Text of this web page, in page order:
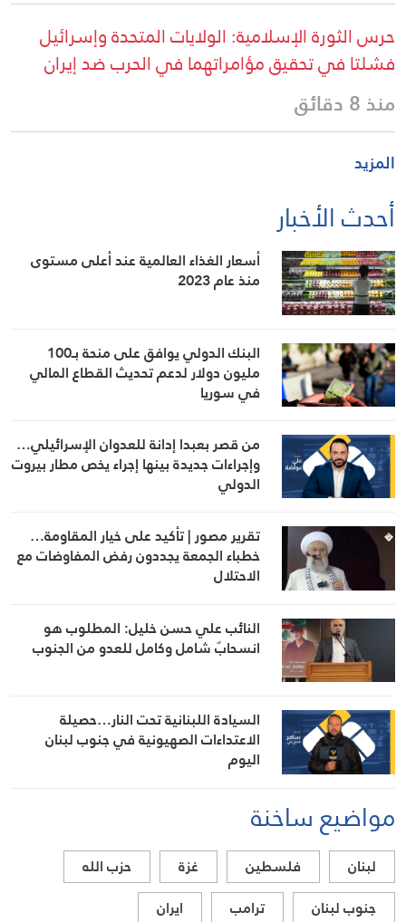
حرس الثورة الإسلامية: الولايات المتحدة وإسرائيل
فشلتا في تحقيق مؤامراتهما في الحرب ضد إيران
منذ 8 دقائق
المزيد
أحدث الأخبار
أسعار الغذاء العالمية عند أعلى مستوى
منذ عام 2023
البنك الدولي يوافق على منحة بـ100
مليون دولار لدعم تحديث القطاع المالي
في سوريا
من قصر بعبدا إدانة للعدوان الإسرائيلي…
وإجراءات جديدة بينها إجراء يخص مطار بيروت
الدولي
تقرير مصور | تأكيد على خيار المقاومة…
خطباء الجمعة يجددون رفض المفاوضات مع
الاحتلال
النائب علي حسن خليل: المطلوب هو
انسحابٌ شامل وكامل للعدو من الجنوب
السيادة اللبنانية تحت النار…حصيلة
الاعتداءات الصهيونية في جنوب لبنان
اليوم
مواضيع ساخنة
لبنان فلسطين غزة
حزب الله
جنوب لبنان
ترامب
ايران